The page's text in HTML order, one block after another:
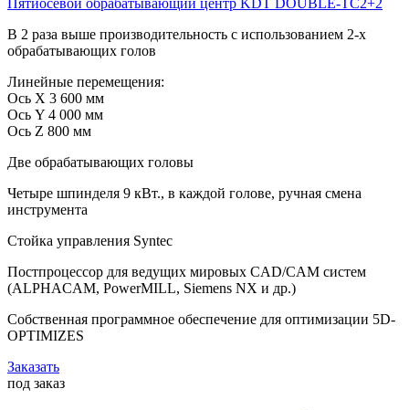
В 2 раза выше производительность с использованием 2-х
обрабатывающих голов
Линейные перемещения:
Ось X 3 600 мм
Ось Y 4 000 мм
Ось Z 800 мм
Две обрабатывающих головы
Четыре шпинделя 9 кВт., в каждой голове, ручная смена
инструмента
Стойка управления Syntec
Постпроцессор для ведущих мировых CAD/CAM систем
(ALPHACAM, PowerMILL, Siemens NX и др.)
Собственная программное обеспечение для оптимизации 5D-
OPTIMIZES
Заказать
под заказ